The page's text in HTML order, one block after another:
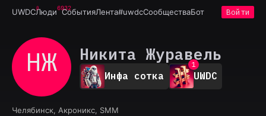
UWDCЛюди6932
СобытияЛента#uwdcСообществаБот Войти
НЖ Никита Журавель
Инфа сотка
0
1
2
3
UWDC
Челябинск, Акроникс, SMM